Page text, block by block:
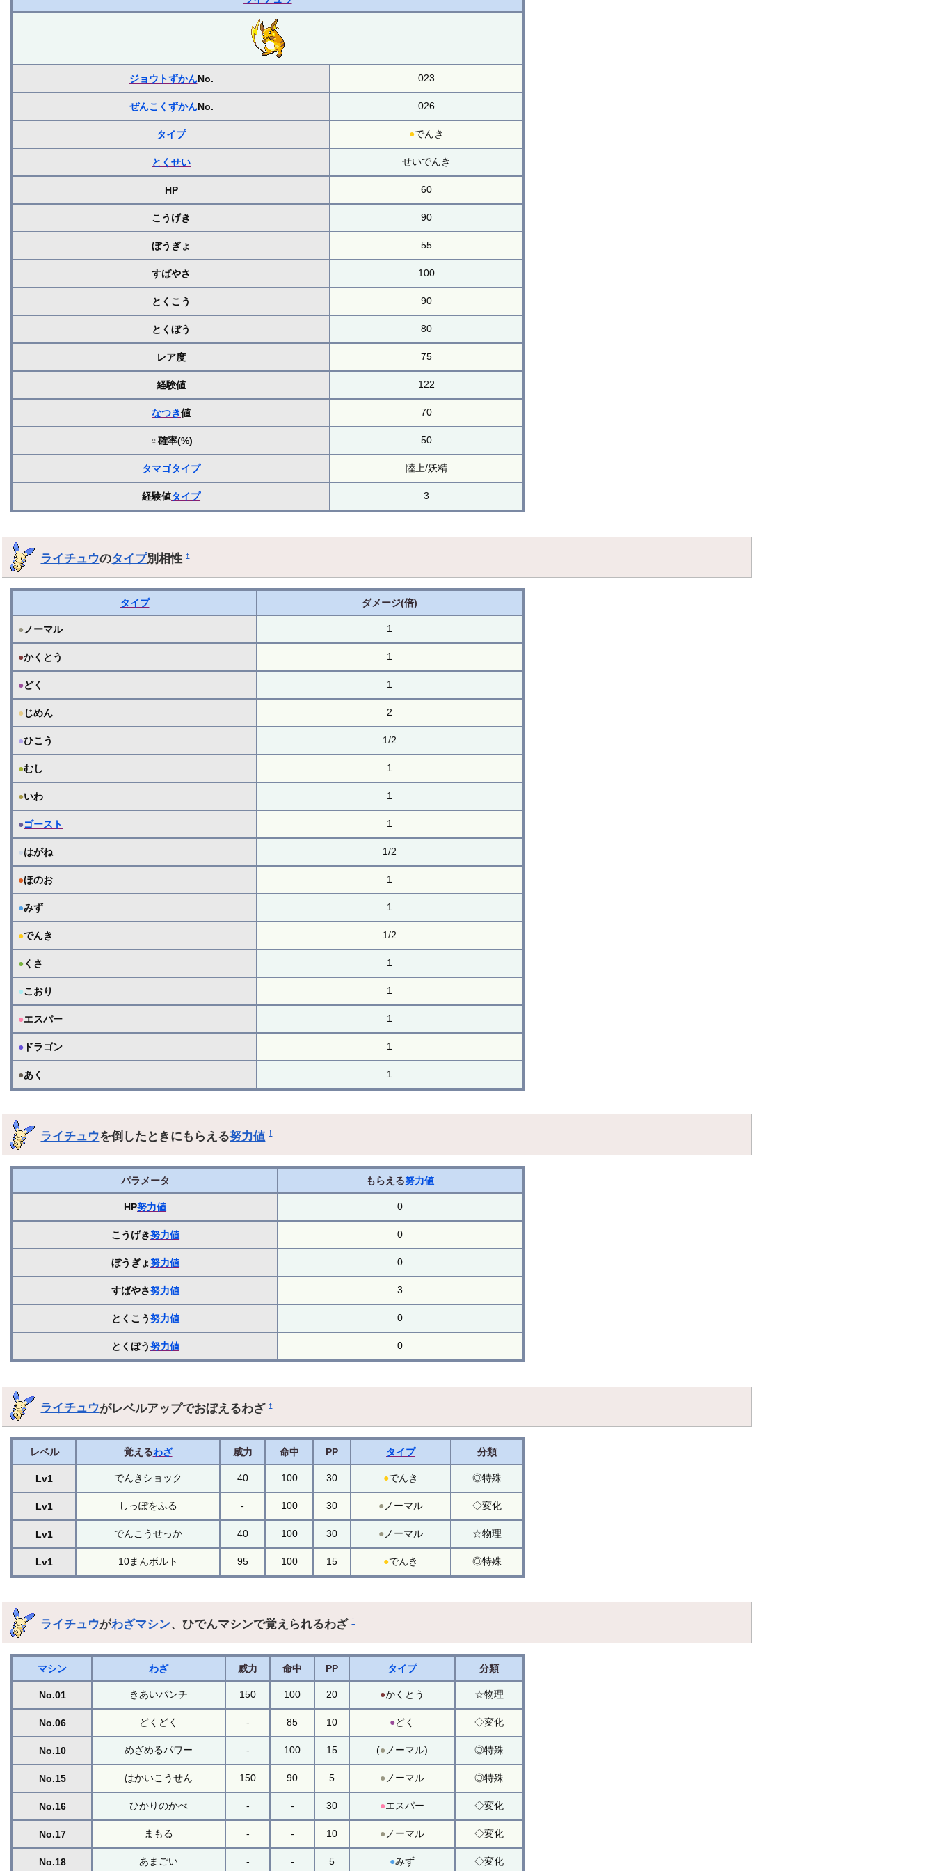
ジョウトずかんNo. 023
ぜんこくずかんNo. 026
タイプ ●でんき
とくせい せいでんき
HP 60
こうげき 90
ぼうぎょ 55
すばやさ 100
とくこう 90
とくぼう 80
レア度 75
経験値 122
なつき値 70
♀確率(%) 50
タマゴタイプ 陸上/妖精
経験値タイプ 3
ライチュウのタイプ別相性†
タイプ ダメージ(倍)
● ノーマル 1
●かくとう 1
●どく 1
● じめん 2
●ひこう 1/2
●むし 1
●いわ 1
●ゴースト 1
●はがね 1/2
●ほのお 1
●みず 1
●でんき 1/2
●くさ 1
●こおり 1
●エスパー 1
● ドラゴン 1
●あく 1
ライチュウを倒したときにもらえる努力値 †
パラメータ もらえる努力値
HP努力値 0
こうげき努力値 0
ぼうぎょ努力値 0
すばやさ努力値 3
とくこう努力値 0
とくぼう努力値 0
ライチュウがレベルアップでおぼえるわざ†
レベル 覚えるわざ 威力 命中 PP タイプ 分類
Lv1 でんきショック 40 100 30 ●でんき ◎特殊
Lv1 しっぽをふる - 100 30 ● ノーマル ◇変化
Lv1 でんこうせっか 40 100 30 ● ノーマル ☆物理
Lv1 10まんボルト 95 100 15 ●でんき ◎特殊
ライチュウがわざマシン、ひでんマシンで覚えられるわざ†
マシン わざ 威力 命中 PP タイプ 分類
No.01 きあいパンチ 150 100 20 ●かくとう ☆物理
No.06 どくどく - 85 10 ●どく ◇変化
No.10 めざめるパワー - 100 15 (● ノーマル) ◎特殊
No.15 はかいこうせん 150 90 5 ● ノーマル ◎特殊
No.16 ひかりのかべ - - 30 ●エスパー ◇変化
No.17 まもる - - 10 ● ノーマル ◇変化
No.18 あまごい - - 5 ●みず ◇変化